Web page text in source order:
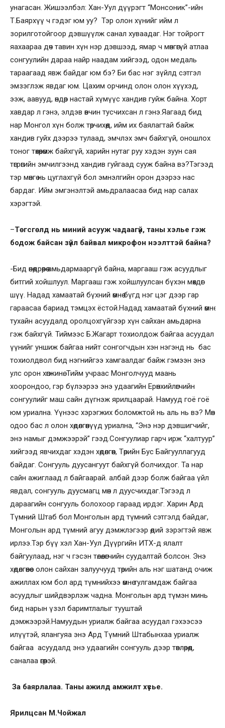
унагасан. Жишээлбэл: Хан-Уул дүүрэгт “Монсоник”-ийн
Т.Баярхүү ч гэдэг юм уу? Тэр олон хүнийг ийм л
зорилготойгоор дэвшүүлж санал хуваадаг. Нэг тойрогт
яахаараа дөч тавин хүн нэр дэвшээд, ямар ч мөнгөгүй атлаа
сонгуулийн дараа найр наадам хийгээд, одон медаль
тараагаад явж байдаг юм бэ? Би бас нэг зүйлд сэтгэл
эмзэглэж явдаг юм. Цахим орчинд олон олон хүүхэд,
ээж, аавууд, өндөр настай хүмүүс хандив гуйж байна. Хорт
хавдар л гэнэ, элдэв өвчин тусчихсан л гэнэ.Яагаад бид
нар Монгол хүн болж төрчихөөд, ийм их баялагтай байж
хандив гуйх дээрээ тулаад, эмчлэх эмч байхгүй, оношлох
тоног төхөөрөмж байхгүй, харийн нутаг руу хэдэн зуун сая
төгрөгийн эмчилгээнд хандив гуйгаад сууж байна вэ?Тэгээд
тэр мөнгө нь цуглахгүй бол эмнэлгийн орон дээрээ нас
бардаг. Ийм эмгэнэлтэй амьдралаасаа бид нар салах
хэрэгтэй.
–Төгсгөлд нь миний асууж чадаагүй, таны хэлье гэж
бодож байсан зүйл байвал микрофон нээлттэй байна?
-Бид өнөөдрөөрөө амьдармааргүй байна, маргааш гэж асуудлыг
битгий хойшлуул. Маргааш гэж хойшлуулсан бүхэн мөхдөг
шүү. Надад хамаатай бүхний өмнө бүгд нэг цэг дээр гар
гараасаа бариад тэмцэх ёстой.Надад хамаатай бүхний өмнө
тухайн асуудалд оролцохгүйгээр хүн сайхан амьдарна
гэж байхгүй. Тиймээс Б.Жагарт тохиолдож байгаа асуудал
үүнийг уншиж байгаа нийт сонгогчдын хэн нэгэнд нь бас
тохиолдвол бид нэгнийгээ хамгаалдаг байж гэмээн энэ
улс орон хөгжинө. Тийм учраас Монголчууд маань
хоорондоо, гэр бүлээрээ энэ удаагийн Ерөнхийлөгчийн
сонгуулийг маш сайн дүгнэж ярилцаарай. Намууд гоё гоё
юм уриална. Үүнээс хэрэгжих боломжтой нь аль нь вэ? Мөн
одоо бас л олон хөдөлгөөнүүд уриална, “Энэ нэр дэвшигчийг,
энэ намыг дэмжээрэй” гээд.Сонгуулиар гарч ирж “халтуур”
хийгээд явчихдаг хэдэн хөдөлгөөн, Төрийн Бус Байгууллагууд
байдаг. Сонгууль дуусангуут байхгүй болчихдог. Та нар
сайн ажиглаад л байгаарай. албай дээр болж байгаа үйл
явдал, сонгууль дуусмагц мөн л дуусчихдаг.Тэгээд л
дараагийн сонгууль болохоор гараад ирдэг. Харин Ард
Түмний Штаб бол Монголын ард түмний сэтгэлд байдаг,
Монголын ард түмний агуу дэмжлэгээр өдий зэрэгтэй явж
ирлээ.Тэр бүү хэл Хан-Уул Дүүргийн ИТХ-д ялалт
байгуулаад, нэг ч гэсэн төлөөлөгчийн суудалтай болсон. Энэ
хөдөлгөөнөөс олон сайхан залуучууд төрийн аль нэг шатанд очиж
ажиллах юм бол ард түмнийхээ өмнө тулгамдаж байгаа
асуудлыг шийдвэрлэж чадна. Монголын ард түмэн минь
бид нарын үзэл баримтлалыг тууштай
дэмжээрэй.Намуудын уриалж байгаа асуудал гэхээсээ
илүүтэй, ялангуяа энэ Ард Түмний Штабынхаа уриалж
байгаа асуудалд энэ удаагийн сонгууль дээр төвлөрөөд,
саналаа өгөөрэй.
За баярлалаа. Таны ажилд амжилт хүсье.
Ярилцсан М.Чойжал